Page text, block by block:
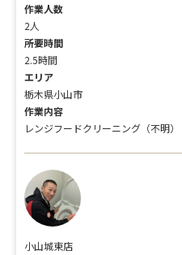
作業人数
2人
所要時間
2.5時間
エリア
栃木県小山市
作業内容
レンジフードクリーニング（不明）
小山城東店